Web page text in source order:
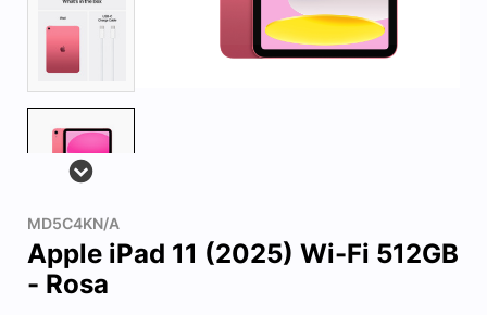
MD5C4KN/A
Apple iPad 11 (2025) Wi-Fi 512GB
- Rosa